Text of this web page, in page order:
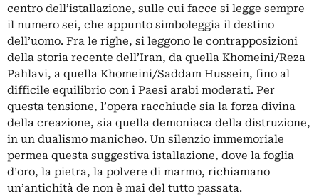
centro dell’istallazione, sulle cui facce si legge sempre
il numero sei, che appunto simboleggia il destino
dell’uomo. Fra le righe, si leggono le contrapposizioni
della storia recente dell’Iran, da quella Khomeini/Reza
Pahlavi, a quella Khomeini/Saddam Hussein, fino al
difficile equilibrio con i Paesi arabi moderati. Per
questa tensione, l’opera racchiude sia la forza divina
della creazione, sia quella demoniaca della distruzione,
in un dualismo manicheo. Un silenzio immemoriale
permea questa suggestiva istallazione, dove la foglia
d’oro, la pietra, la polvere di marmo, richiamano
un’antichità de non è mai del tutto passata.